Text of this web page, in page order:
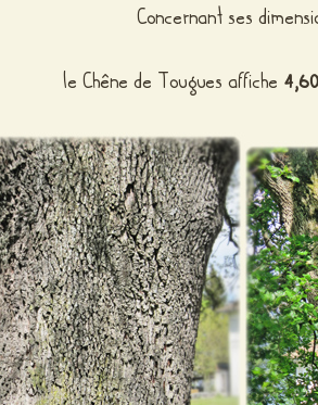
Concernant ses
le Chêne de Tougues affiche